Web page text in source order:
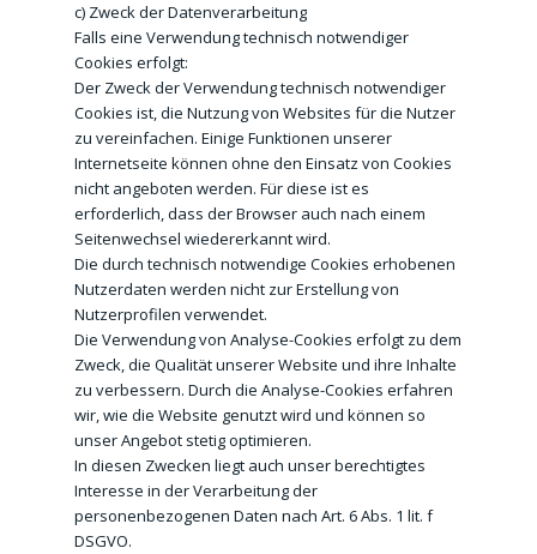
c) Zweck der Datenverarbeitung
Falls eine Verwendung technisch notwendiger
Cookies erfolgt:
Der Zweck der Verwendung technisch notwendiger
Cookies ist, die Nutzung von Websites für die Nutzer
zu vereinfachen. Einige Funktionen unserer
Internetseite können ohne den Einsatz von Cookies
nicht angeboten werden. Für diese ist es
erforderlich, dass der Browser auch nach einem
Seitenwechsel wiedererkannt wird.
Die durch technisch notwendige Cookies erhobenen
Nutzerdaten werden nicht zur Erstellung von
Nutzerprofilen verwendet.
Die Verwendung von Analyse-Cookies erfolgt zu dem
Zweck, die Qualität unserer Website und ihre Inhalte
zu verbessern. Durch die Analyse-Cookies erfahren
wir, wie die Website genutzt wird und können so
unser Angebot stetig optimieren.
In diesen Zwecken liegt auch unser berechtigtes
Interesse in der Verarbeitung der
personenbezogenen Daten nach Art. 6 Abs. 1 lit. f
DSGVO.